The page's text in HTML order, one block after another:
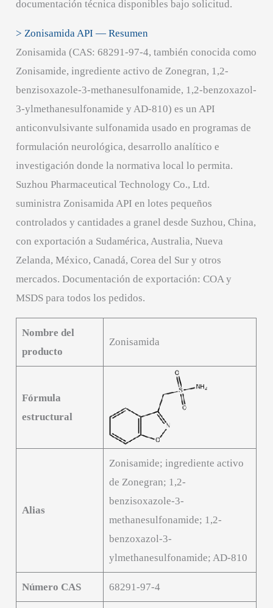
documentación técnica disponibles bajo solicitud.
> Zonisamida API — Resumen
Zonisamida (CAS: 68291-97-4, también conocida como
Zonisamide, ingrediente activo de Zonegran, 1,2-
benzisoxazole-3-methanesulfonamide, 1,2-benzoxazol-
3-ylmethanesulfonamide y AD-810) es un API
anticonvulsivante sulfonamida usado en programas de
formulación neurológica, desarrollo analítico e
investigación donde la normativa local lo permita.
Suzhou Pharmaceutical Technology Co., Ltd.
suministra Zonisamida API en lotes pequeños
controlados y cantidades a granel desde Suzhou, China,
con exportación a Sudamérica, Australia, Nueva
Zelanda, México, Canadá, Corea del Sur y otros
mercados. Documentación de exportación: COA y
MSDS para todos los pedidos.
Nombre del
producto
Zonisamida
Fórmula
estructural
Alias
Zonisamide; ingrediente activo
de Zonegran; 1,2-
benzisoxazole-3-
methanesulfonamide; 1,2-
benzoxazol-3-
ylmethanesulfonamide; AD-810
Número CAS 68291-97-4